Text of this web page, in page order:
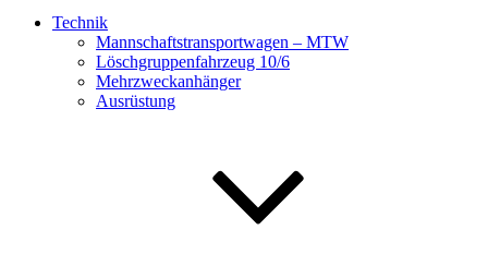
Technik
Mannschaftstransportwagen – MTW
Löschgruppenfahrzeug 10/6
Mehrzweckanhänger
Ausrüstung